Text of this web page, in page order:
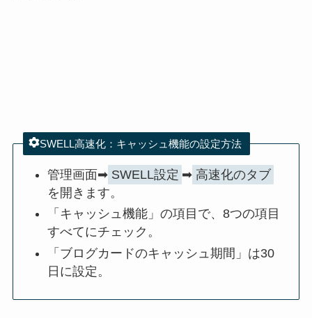
SWELL高速化：キャッシュ機能の設定方法
管理画面➡ SWELL設定 ➡ 高速化のタブ
を開きます。
「キャッシュ機能」の項目で、8つの項目
すべてにチェック。
「ブログカードのキャッシュ期間」は30
日に設定。